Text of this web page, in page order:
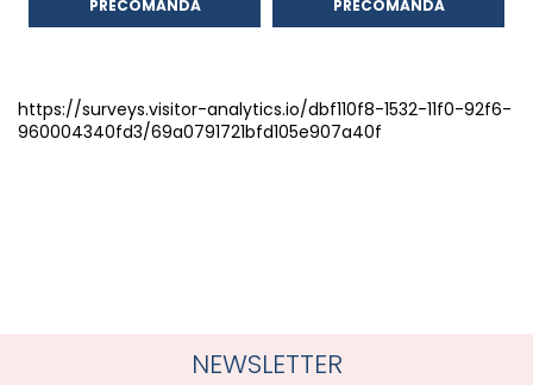
PRECOMANDA PRECOMANDA
https://surveys.visitor-analytics.io/dbf110f8-1532-11f0-92f6-
960004340fd3/69a0791721bfd105e907a40f
NEWSLETTER